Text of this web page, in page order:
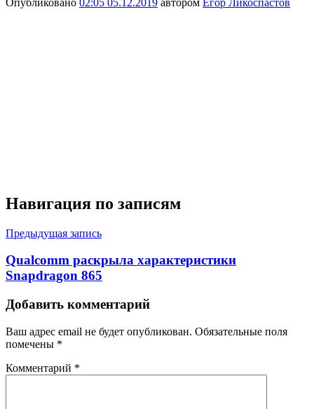
Навигация по записям
Предыдущая запись
Qualcomm раскрыла характеристики
Snapdragon 865
Добавить комментарий
Ваш адрес email не будет опубликован. Обязательные поля
помечены *
Комментарий *